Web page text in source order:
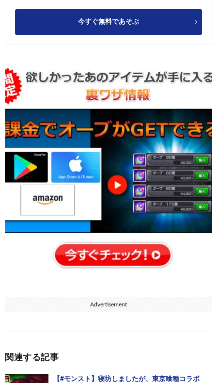
今すぐ無料であそぶ
Advertisement
関連する記事
【#モンスト】寝坊しましたが、東京喰種コラボ